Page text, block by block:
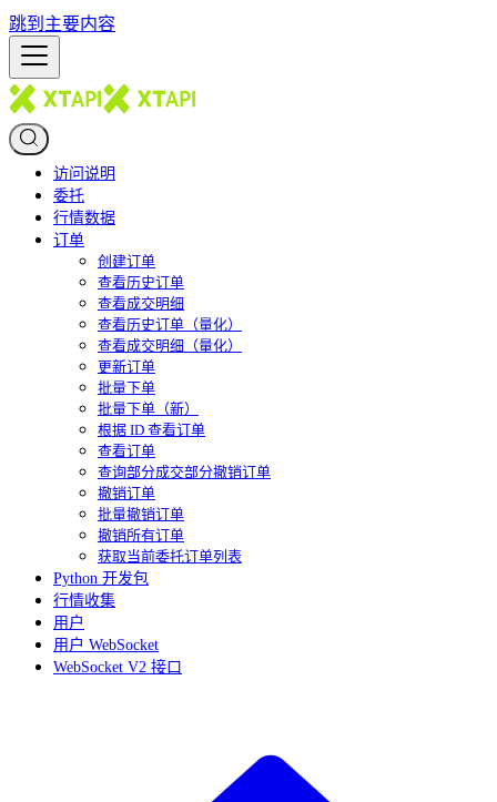
跳到主要内容
访问说明
委托
行情数据
订单
创建订单
查看历史订单
查看成交明细
查看历史订单（量化）
查看成交明细（量化）
更新订单
批量下单
批量下单（新）
根据 ID 查看订单
查看订单
查询部分成交部分撤销订单
撤销订单
批量撤销订单
撤销所有订单
获取当前委托订单列表
Python 开发包
行情收集
用户
用户 WebSocket
WebSocket V2 接口